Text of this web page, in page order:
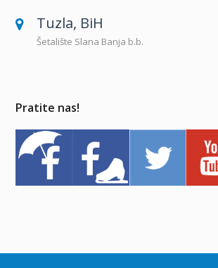
Tuzla, BiH
Šetalište Slana Banja b.b.
Pratite nas!